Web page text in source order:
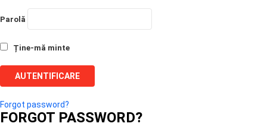
Parolă
Ține-mă minte
Forgot password?
FORGOT PASSWORD?